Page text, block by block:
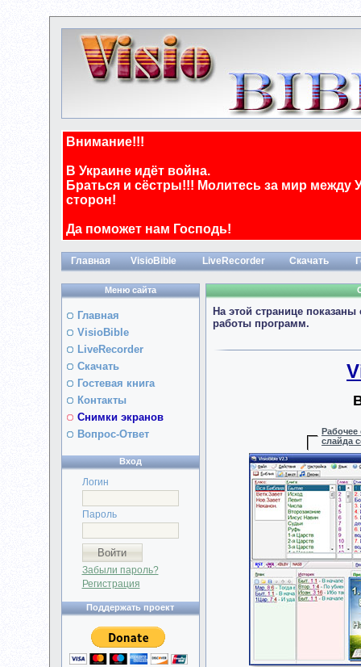
Внимание!!!
В Украине идёт война.
Браться и сёстры!!! Молитесь за мир между
сторон!
Да поможет нам Господь!
Главная VisioBible LiveRecorder Скачать
Меню сайта
Главная
VisioBible
LiveRecorder
Скачать
Гостевая книга
Контакты
Снимки экранов
Вопрос-Ответ
Вход
Логин
Пароль
Забыли пароль?
Регистрация
Поддержать проект
На этой странице
работы программ.
слайда